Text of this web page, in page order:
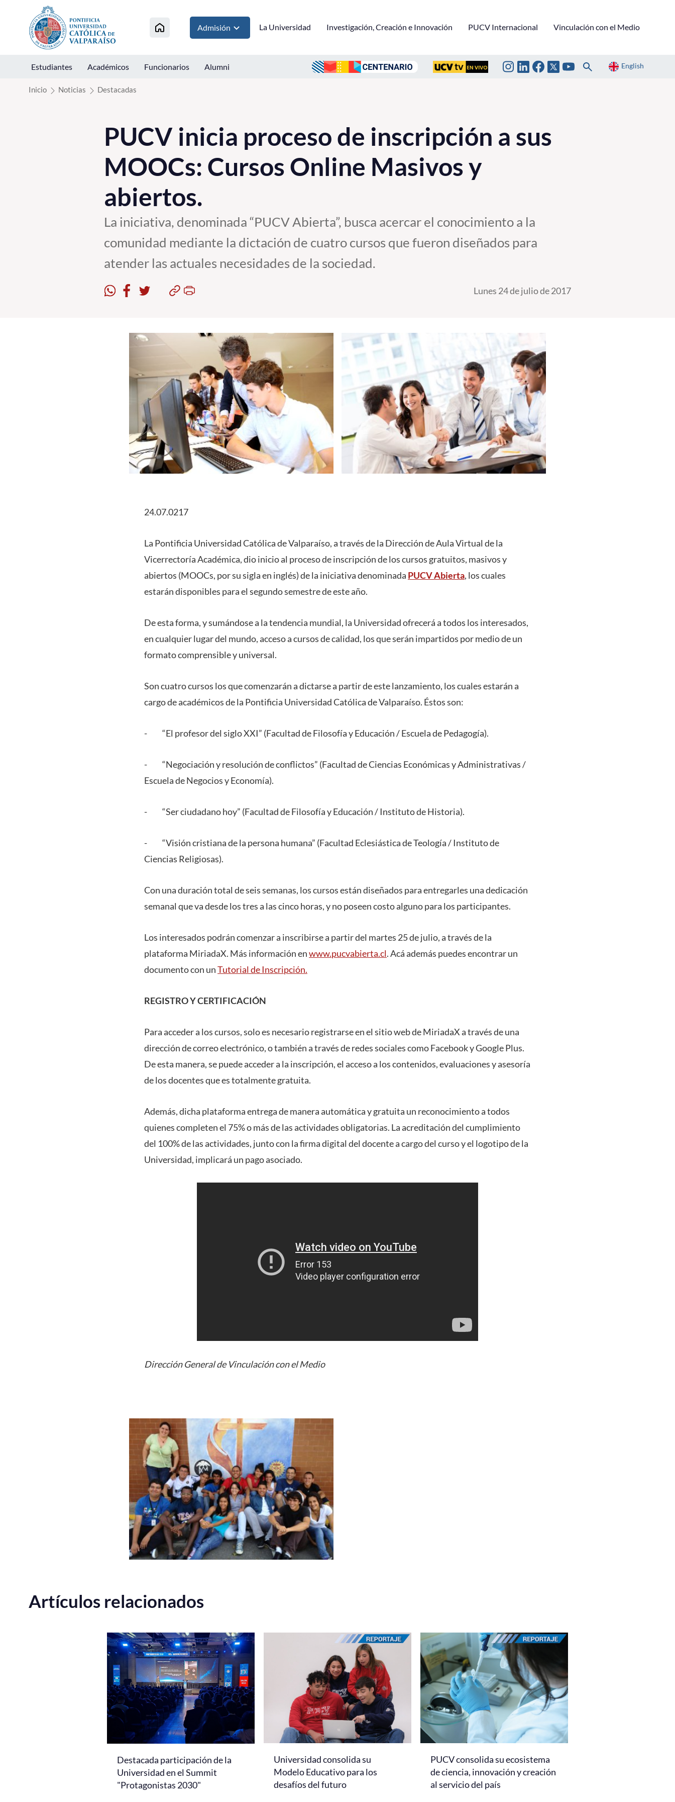
Click acá para ir directamente al contenido
Admisión La Universidad Investigación, Creación e Innovación PUCV Internacional Vinculación con el Medio
Estudiantes Académicos Funcionarios Alumni English
Inicio Noticias Destacadas
PUCV inicia proceso de inscripción a sus
MOOCs: Cursos Online Masivos y
abiertos.
La iniciativa, denominada “PUCV Abierta”, busca acercar el conocimiento a la
comunidad mediante la dictación de cuatro cursos que fueron diseñados para
atender las actuales necesidades de la sociedad.
Lunes 24 de julio de 2017
24.07.0217
La Pontificia Universidad Católica de Valparaíso, a través de la Dirección de Aula Virtual de la
Vicerrectoría Académica, dio inicio al proceso de inscripción de los cursos gratuitos, masivos y
abiertos (MOOCs, por su sigla en inglés) de la iniciativa denominada PUCV Abierta, los cuales
estarán disponibles para el segundo semestre de este año.
De esta forma, y sumándose a la tendencia mundial, la Universidad ofrecerá a todos los interesados,
en cualquier lugar del mundo, acceso a cursos de calidad, los que serán impartidos por medio de un
formato comprensible y universal.
Son cuatro cursos los que comenzarán a dictarse a partir de este lanzamiento, los cuales estarán a
cargo de académicos de la Pontificia Universidad Católica de Valparaíso. Éstos son:
- “El profesor del siglo XXI” (Facultad de Filosofía y Educación / Escuela de Pedagogía).
- “Negociación y resolución de conflictos” (Facultad de Ciencias Económicas y Administrativas /
Escuela de Negocios y Economía).
- “Ser ciudadano hoy” (Facultad de Filosofía y Educación / Instituto de Historia).
- “Visión cristiana de la persona humana” (Facultad Eclesiástica de Teología / Instituto de
Ciencias Religiosas).
Con una duración total de seis semanas, los cursos están diseñados para entregarles una dedicación
semanal que va desde los tres a las cinco horas, y no poseen costo alguno para los participantes.
Los interesados podrán comenzar a inscribirse a partir del martes 25 de julio, a través de la
plataforma MiriadaX. Más información enwww.pucvabierta.cl. Acá además puedes encontrar un
documento con unTutorial de Inscripción.
REGISTRO Y CERTIFICACIÓN
Para acceder a los cursos, solo es necesario registrarse en el sitio web de MiriadaX a través de una
dirección de correo electrónico, o también a través de redes sociales como Facebook y Google Plus.
De esta manera, se puede acceder a la inscripción, el acceso a los contenidos, evaluaciones y asesoría
de los docentes que es totalmente gratuita.
Además, dicha plataforma entrega de manera automática y gratuita un reconocimiento a todos
quienes completen el 75% o más de las actividades obligatorias. La acreditación del cumplimiento
del 100% de las actividades, junto con la firma digital del docente a cargo del curso y el logotipo de la
Universidad, implicará un pago asociado.
Dirección General de Vinculación con el Medio
Artículos relacionados
Destacada participación de la
Universidad en el Summit
"Protagonistas 2030"
Universidad consolida su
Modelo Educativo para los
desafíos del futuro
PUCV consolida su ecosistema
de ciencia, innovación y creación
al servicio del país